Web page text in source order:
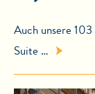
Auch unsere
Suite …